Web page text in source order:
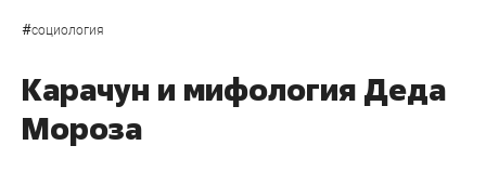
#социология
Карачун и мифология Деда
Мороза